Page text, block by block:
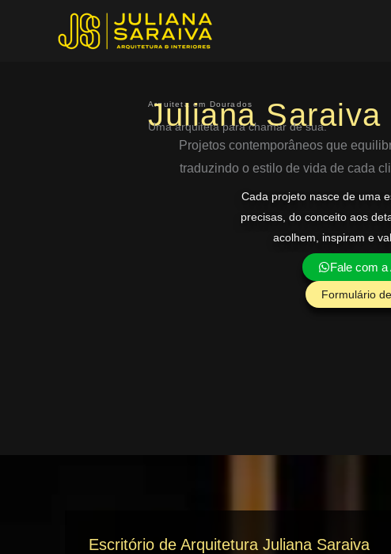
Arquiteta em Dourados
Juliana Saraiva
Uma arquiteta para chamar de sua.
Projetos contemporâneos que
traduzindo o estilo de vida de cada
Cada projeto nasce de uma
precisas, do conceito aos
acolhem, inspiram e
Fale com a
Formulário
Escritório de Arquitetura Juliana Saraiva